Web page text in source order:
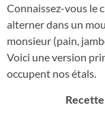
Connaissez-vous le
alterner dans un
monsieur (pain,
Voici une version
occupent nos étals.